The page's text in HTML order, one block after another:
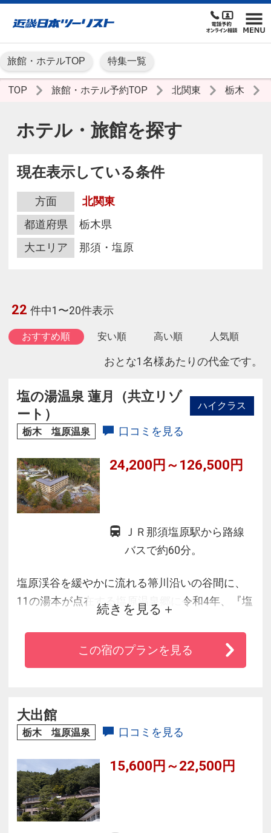
旅館・ホテルTOP 特集一覧
TOP 旅館・ホテル予約TOP 北関東 栃木
ホテル・旅館を探す
現在表示している条件
方面
北関東
都道府県
栃木県
大エリア
那須・塩原
22 件中1〜20件表示
おすすめ順 安い順 高い順 人気順
おとな1名様あたりの代金です。
塩の湯温泉 蓮月（共立リゾ
ート）
ハイクラス
栃木 塩原温泉 口コミを見る
24,200円～126,500円
ＪＲ那須塩原駅から路線
バスで約60分。
塩原渓谷を緩やかに流れる箒川沿いの谷間に、
11の湯本が点在する塩原温泉郷に令和4年、『塩
の湯温泉 蓮月』がオープン。宿へは専用のケー
ブルカーで下って訪れる。天然温泉が満たす露
天風呂を全室に備え、効能豊かで美肌の湯とも
場の味覚をふんだんに盛り込んだ会席料理をご
提供。
続きを見る
この宿のプランを見る
大出館
栃木 塩原温泉 口コミを見る
15,600円～22,500円